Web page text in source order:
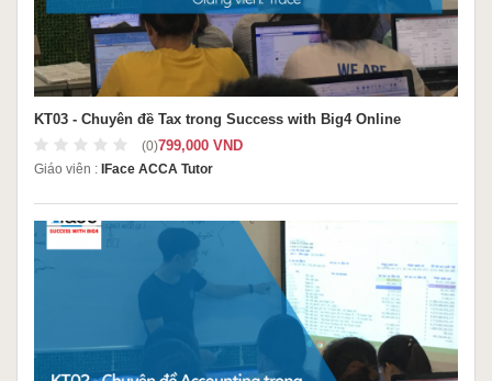
KT03 - Chuyên đề Tax trong Success with Big4 Online
(0)799,000 VND
Giáo viên : IFace ACCA Tutor